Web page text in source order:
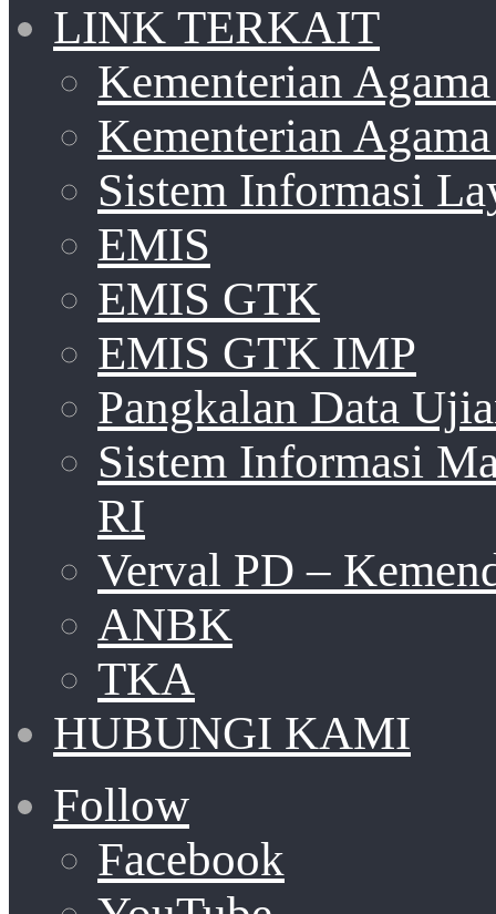
LINK TERKAIT
Kementerian
Kementerian
Sistem Informasi
EMIS
EMIS GTK
EMIS GTK IMP
Pangkalan Data
Sistem Informasi
RI
Verval PD –
ANBK
TKA
HUBUNGI KAMI
Follow
Facebook